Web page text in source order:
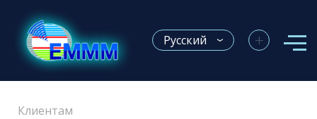
Русский +
Клиентам